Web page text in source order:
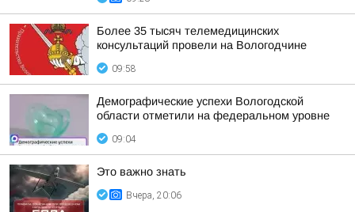
Более 35 тысяч телемедицинских
консультаций провели на Вологодчине
09:58
Демографические успехи Вологодской
области отметили на федеральном уровне
09:04
Это важно знать
Вчера, 20:06